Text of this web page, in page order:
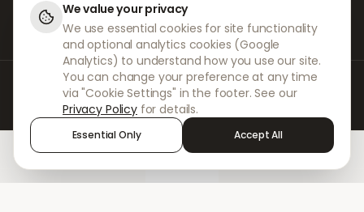
Hos DokterNow arbejder vi med fuldt registrerede læger, apoteker og
erfarne fagfolk for at sikre, at dine recepter håndteres sikkert og med den
største omhu. Vores registrerede uafhængige ordinerende læger
håndterer alle konsultationer og recepter. Vores partnerapoteker står for
udlevering og forsendelse af medicin.
We value your privacy
We use essential cookies for site functionality
and optional analytics cookies (Google
Analytics) to understand how you use our site.
You can change your preference at any time
via "Cookie Settings" in the footer. See our
Privacy Policy for details.
Essential Only Accept All
Sign in